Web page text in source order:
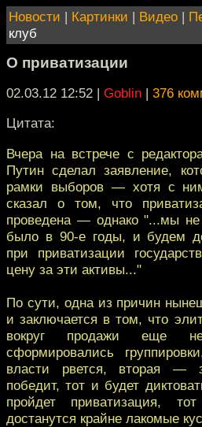
Новости | Картинки | Видео |
клуб
О приватизации
02.03.12 12:52 | Goblin | 376
Цитата:
Вчера на встрече с
Путин сделал заявление,
рамки выборов — хотя с
сказал о том, что
проведена — однако "...мы не
было в 90-е годы, и будем
при приватизации
цену за эти активы..."
По сути, одна из причин
и заключается в том, что
вокруг продажи еще
сформировались
власти рвется, вторая —
победит, тот и будет
пройдет приватизация,
достанутся крайне лакомые